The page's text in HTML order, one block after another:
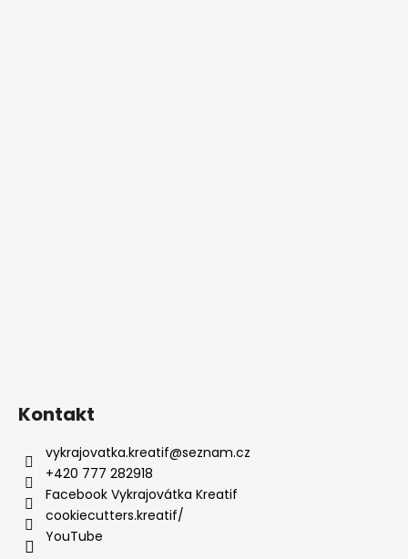
Kontakt
vykrajovatka.kreatif@seznam.cz
+420 777 282918
Facebook Vykrajovátka Kreatif
cookiecutters.kreatif/
YouTube